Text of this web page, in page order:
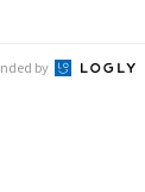
by